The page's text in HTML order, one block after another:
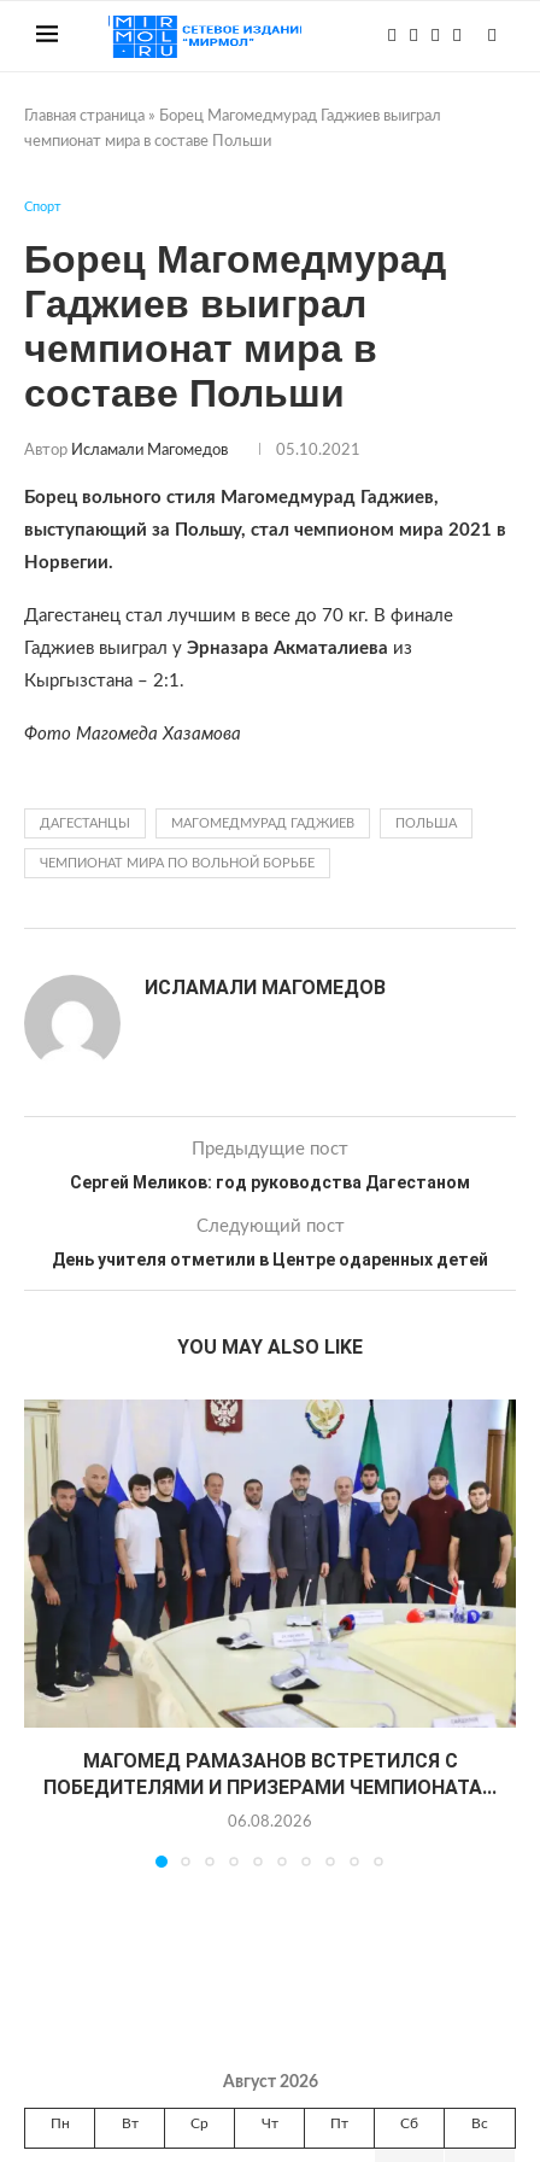
Главная страница » Борец Магомедмурад Гаджиев выиграл
чемпионат мира в составе Польши
Спорт
Борец Магомедмурад
Гаджиев выиграл
чемпионат мира в
составе Польши
Автор Исламали Магомедов 05.10.2021
Борец вольного стиля Магомедмурад Гаджиев,
выступающий за Польшу, стал чемпионом мира 2021 в
Норвегии.
Дагестанец стал лучшим в весе до 70 кг. В финале
Гаджиев выиграл у Эрназара Акматалиева из
Кыргызстана – 2:1.
Фото Магомеда Хазамова
ДАГЕСТАНЦЫ МАГОМЕДМУРАД ГАДЖИЕВ ПОЛЬША
ЧЕМПИОНАТ МИРА ПО ВОЛЬНОЙ БОРЬБЕ
ИСЛАМАЛИ МАГОМЕДОВ
Предыдущие пост
Сергей Меликов: год руководства Дагестаном
Следующий пост
День учителя отметили в Центре одаренных детей
YOU MAY ALSO LIKE
МАГОМЕД РАМАЗАНОВ ВСТРЕТИЛСЯ С
ПОБЕДИТЕЛЯМИ И ПРИЗЕРАМИ ЧЕМПИОНАТА...
06.08.2026
Август 2026
Пн Вт Ср Чт Пт Сб Вс